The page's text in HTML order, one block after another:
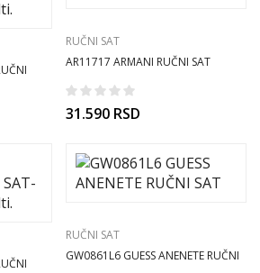
RUČNI SAT
AR11717 ARMANI RUČNI SAT
31.590 RSD
RUČNI SAT
GW0861L6 GUESS ANENETE RUČNI